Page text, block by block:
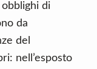
di
da
del
nell’esposto